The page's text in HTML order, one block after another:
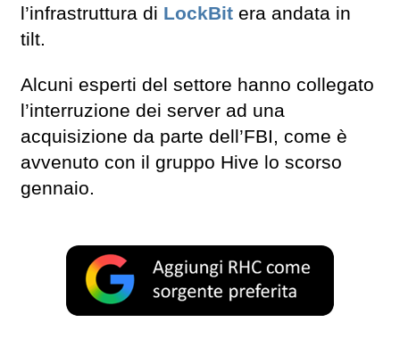
l’infrastruttura di LockBit era andata in
tilt.
Alcuni esperti del settore hanno collegato
l’interruzione dei server ad una
acquisizione da parte dell’FBI, come è
avvenuto con il gruppo Hive lo scorso
gennaio.